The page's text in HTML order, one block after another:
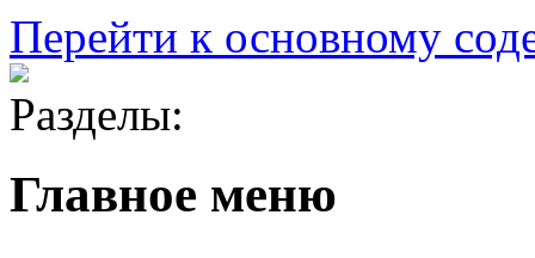
Перейти к основному
Разделы:
Главное меню